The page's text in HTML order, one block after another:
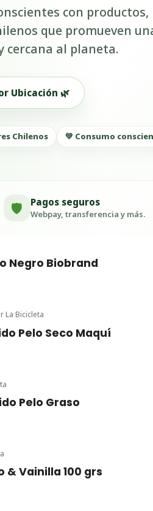
con productos,
que promueven
cercana al planeta.
Ubicación 🌿
Chilenos 💚 Consumo
🛡️ Pagos seguros
Webpay, transferencia y más.
Negro Biobrand
La Bicicleta
Pelo Seco Maquí
Pelo Graso
& Vainilla 100 grs